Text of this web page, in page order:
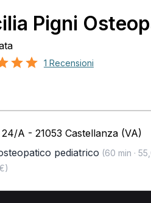
Pigni
1 Recensioni
A - 21053 Castellanza (VA)
pediatrico (60 min ·